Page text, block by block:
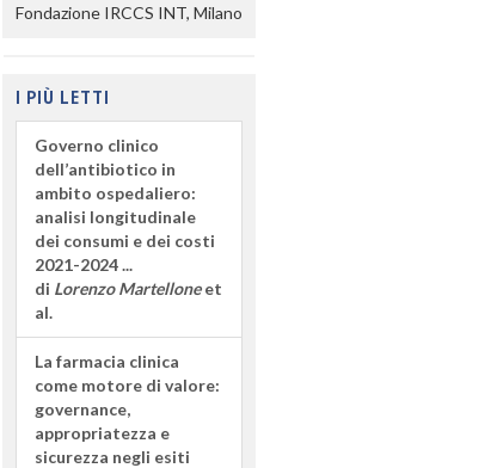
Fondazione IRCCS INT, Milano
I PIÙ LETTI
Governo clinico
dell’antibiotico in
ambito ospedaliero:
analisi longitudinale
dei consumi e dei costi
2021-2024 ...
di Lorenzo Martelloneet
al.
La farmacia clinica
come motore di valore:
governance,
appropriatezza e
sicurezza negli esiti